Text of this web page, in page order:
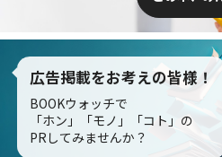
広告掲載をお考えの皆様！
BOOKウォッチで
「ホン」「モノ」「コト」の
PRしてみませんか？